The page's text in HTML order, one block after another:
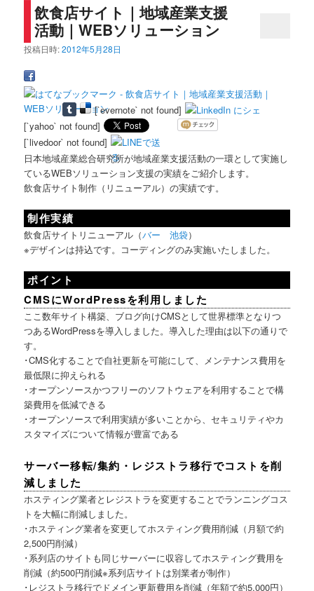
飲食店サイト｜地域産業支援
活動｜WEBソリューション
投稿日時:2012年5月28日
[`evernote` not found]
[`yahoo` not found]
[`livedoor` not found]
日本地域産業総合研究所が地域産業支援活動の一環として実施し
ているWEBソリューション支援の実績をご紹介します。
飲食店サイト制作（リニューアル）の実績です。
制作実績
飲食店サイトリニューアル（バー 池袋）
※デザインは持込です。コーディングのみ実施いたしました。
ポイント
CMSにWordPressを利用しました
ここ数年サイト構築、ブログ向けCMSとして世界標準となりつ
つあるWordPressを導入しました。導入した理由は以下の通りで
す。
･CMS化することで自社更新を可能にして、メンテナンス費用を
最低限に抑えられる
･オープンソースかつフリーのソフトウェアを利用することで構
築費用を低減できる
･オープンソースで利用実績が多いことから、セキュリティやカ
スタマイズについて情報が豊富である
サーバー移転/集約・レジストラ移行でコストを削
減しました
ホスティング業者とレジストラを変更することでランニングコス
トを大幅に削減しました。
･ホスティング業者を変更してホスティング費用削減（月額で約
2,500円削減）
･系列店のサイトも同じサーバーに収容してホスティング費用を
削減（約500円削減※系列店サイトは別業者が制作）
･レジストラ移行でドメイン更新費用を削減（年額で約5,000円）